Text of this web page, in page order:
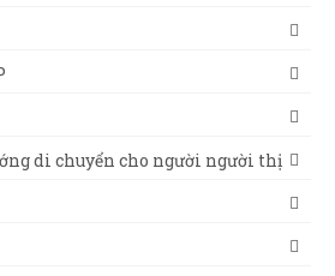
di chuyển cho người người thị